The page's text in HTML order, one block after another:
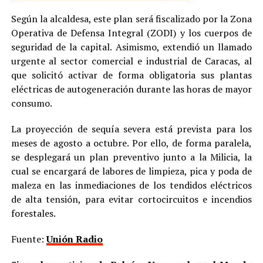
Según la alcaldesa, este plan será fiscalizado por la Zona
Operativa de Defensa Integral (ZODI) y los cuerpos de
seguridad de la capital. Asimismo, extendió un llamado
urgente al sector comercial e industrial de Caracas, al
que solicitó activar de forma obligatoria sus plantas
eléctricas de autogeneración durante las horas de mayor
consumo.
La proyección de sequía severa está prevista para los
meses de agosto a octubre. Por ello, de forma paralela,
se desplegará un plan preventivo junto a la Milicia, la
cual se encargará de labores de limpieza, pica y poda de
maleza en las inmediaciones de los tendidos eléctricos
de alta tensión, para evitar cortocircuitos e incendios
forestales.
Fuente:Unión Radio